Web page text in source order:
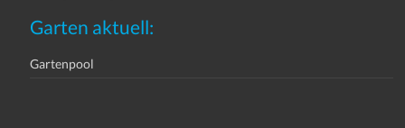
Garten aktuell:
Gartenpool